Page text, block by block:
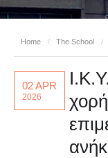
Home / The School /
02 APR
2026